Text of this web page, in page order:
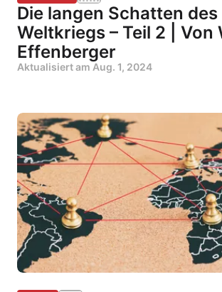
Die langen Schatten des
Weltkriegs – Teil 2 | Von
Effenberger
Aktualisiert am Aug. 1, 2024